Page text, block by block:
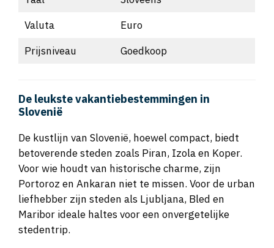
Slovenië
betoverende steden zoals Piran, Izola en Koper.
Voor wie houdt van historische charme, zijn
Portoroz en Ankaran niet te missen. Voor de urban
liefhebber zijn steden als Ljubljana, Bled en
Maribor ideale haltes voor een onvergetelijke
stedentrip.